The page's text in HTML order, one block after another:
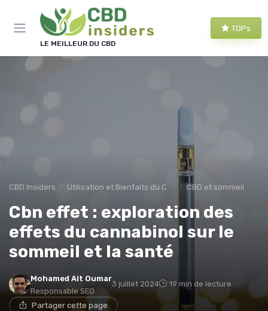
LE MEILLEUR DU CBD
TOPs
CBD Insiders Utilisation et Bienfaits du CBD CBD et sommeil
Cbn effet : exploration des
effets du cannabinol sur le
sommeil et la santé
Mohamed Ait Oumar
Responsable SEO
3 juillet 2024 19 min de lecture
Partager cette page
Panneau de gestion des cookies